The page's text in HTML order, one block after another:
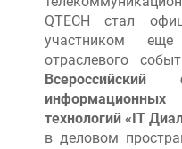
QTECH стал
участником
отраслевого
технологий «IT
в деловом